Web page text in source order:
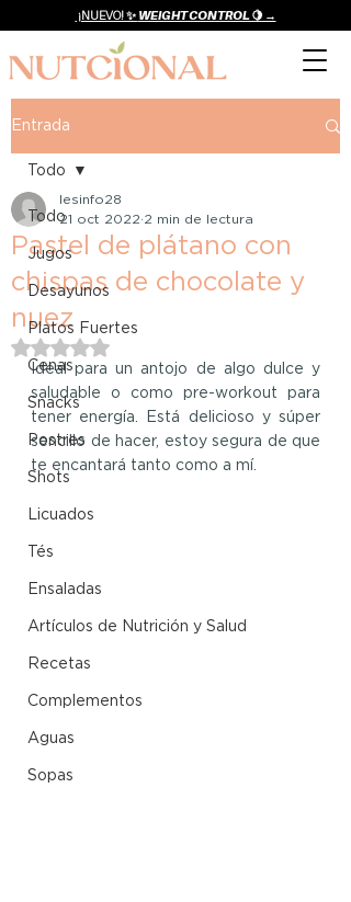
¡NUEVO! ✨ WEIGHT CONTROL 🍋 →
Entrada
Todo
Jugos
Desayunos
Platos Fuertes
Cenas
Snacks
Postres
Shots
Licuados
Tés
Ensaladas
Artículos de Nutrición y Salud
Recetas
Complementos
Aguas
Sopas
Todo
Pastel de plátano con
chispas de chocolate y
nuez
lesinfo28
21 oct 2022 2 min de lectura
Obtuvo NaN de 5 estrellas.
Ideal para un antojo de algo dulce y
saludable o como pre-workout para
tener energía. Está delicioso y súper
sencillo de hacer, estoy segura de que
te encantará tanto como a mí.